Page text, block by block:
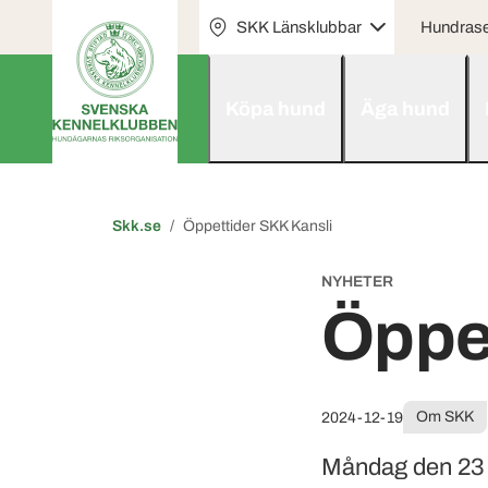
SKK Länsklubbar
Skk.se Öppettider SKK Kansli
NYHETER
2024-12-19 Om SKK
Måndag den